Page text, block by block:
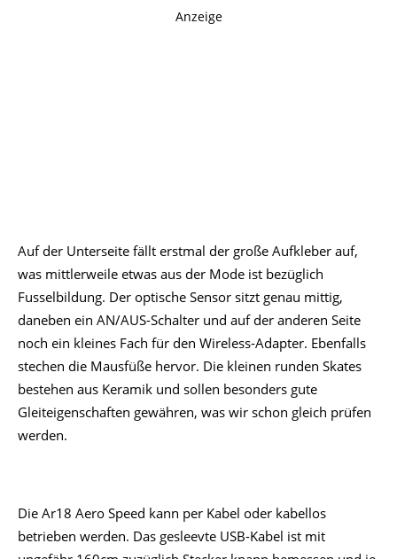
Anzeige
Auf der Unterseite fällt erstmal der große Aufkleber auf,
was mittlerweile etwas aus der Mode ist bezüglich
Fusselbildung. Der optische Sensor sitzt genau mittig,
daneben ein AN/AUS-Schalter und auf der anderen Seite
noch ein kleines Fach für den Wireless-Adapter. Ebenfalls
stechen die Mausfüße hervor. Die kleinen runden Skates
bestehen aus Keramik und sollen besonders gute
Gleiteigenschaften gewähren, was wir schon gleich prüfen
werden.
Die Ar18 Aero Speed kann per Kabel oder kabellos
betrieben werden. Das gesleevte USB-Kabel ist mit